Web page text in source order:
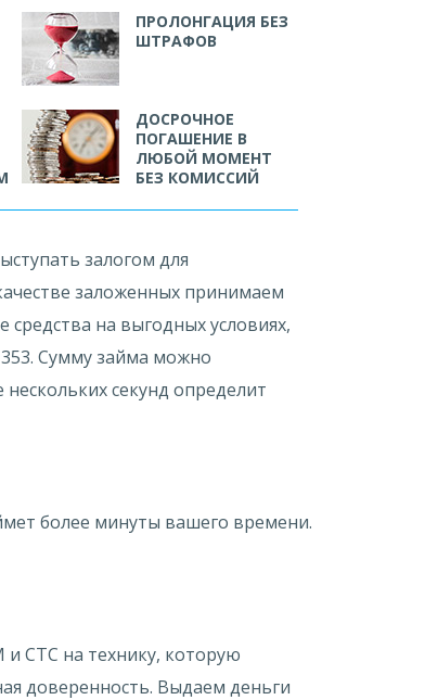
ПРОЛОНГАЦИЯ БЕЗ
ШТРАФОВ
ДОСРОЧНОЕ
ПОГАШЕНИЕ В
ЛЮБОЙ МОМЕНТ
БЕЗ КОМИССИЙ
залогом для
заложенных принимаем
на выгодных условиях,
Сумму займа можно
секунд определит
более минуты вашего времени.
СТС на технику, которую
доверенность. Выдаем деньги